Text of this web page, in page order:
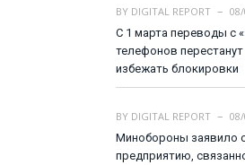
BY DIGITAL REPORT
С 1 марта переводы с
телефонов
избежать блокировки
BY DIGITAL REPORT
Минобороны заявило
предприятию,